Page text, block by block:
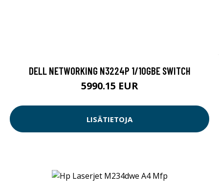
DELL NETWORKING N3224P 1/10GBE SWITCH
5990.15 EUR
LISÄTIETOJA